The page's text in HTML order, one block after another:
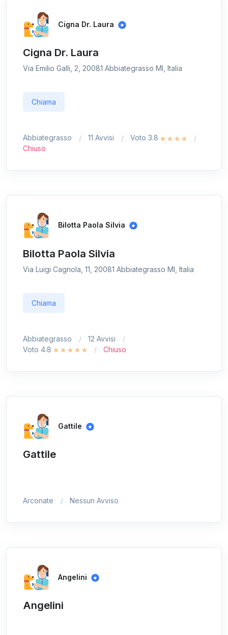
Cigna Dr. Laura
Cigna Dr. Laura
Via Emilio Galli, 2, 20081 Abbiategrasso MI, Italia
Chiama
Abbiategrasso 11 Avvisi
Voto 3.8
Chiuso
Bilotta Paola Silvia
Bilotta Paola Silvia
Via Luigi Cagnola, 11, 20081 Abbiategrasso MI, Italia
Chiama
Abbiategrasso
12 Avvisi
Voto 4.8
Chiuso
Gattile
Gattile
Arconate Nessun Avviso
Angelini
Angelini